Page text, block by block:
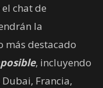
chat de
la
destacado
, incluyendo
Francia,